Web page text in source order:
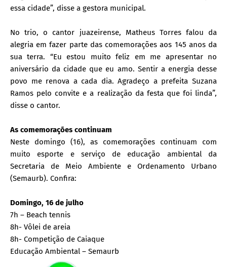
essa cidade”, disse a gestora municipal.
No trio, o cantor juazeirense, Matheus Torres falou da
alegria em fazer parte das comemorações aos 145 anos da
sua terra. “Eu estou muito feliz em me apresentar no
aniversário da cidade que eu amo. Sentir a energia desse
povo me renova a cada dia. Agradeço a prefeita Suzana
Ramos pelo convite e a realização da festa que foi linda”,
disse o cantor.
As comemorações continuam
Neste domingo (16), as comemorações continuam com
muito esporte e serviço de educação ambiental da
Secretaria de Meio Ambiente e Ordenamento Urbano
(Semaurb). Confira:
Domingo, 16 de julho
7h – Beach tennis
8h- Vôlei de areia
8h- Competição de Caiaque
Educação Ambiental – Semaurb